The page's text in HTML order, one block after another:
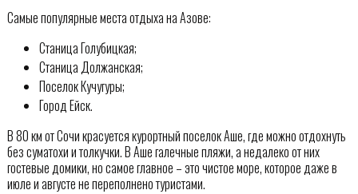
Самые популярные места отдыха на Азове:
Станица Голубицкая;
Станица Должанская;
Поселок Кучугуры;
Город Ейск.
В 80 км от Сочи красуется курортный поселок Аше, где можно отдохнуть
без суматохи и толкучки. В Аше галечные пляжи, а недалеко от них
гостевые домики, но самое главное – это чистое море, которое даже в
июле и августе не переполнено туристами.